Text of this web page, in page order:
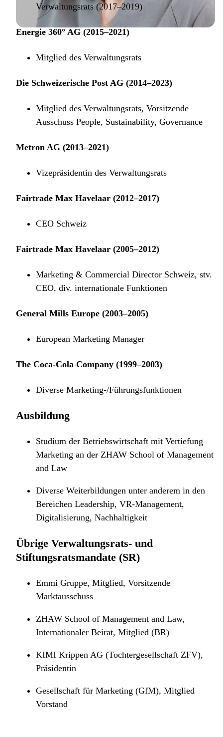
Verwaltungsrats (2017–2019)
Energie 360° AG (2015–2021)
Mitglied des Verwaltungsrats
Die Schweizerische Post AG (2014–2023)
Mitglied des Verwaltungsrats, Vorsitzende
Ausschuss People, Sustainability, Governance
Metron AG (2013–2021)
Vizepräsidentin des Verwaltungsrats
Fairtrade Max Havelaar (2012–2017)
CEO Schweiz
Fairtrade Max Havelaar (2005–2012)
Marketing & Commercial Director Schweiz, stv.
CEO, div. internationale Funktionen
General Mills Europe (2003–2005)
European Marketing Manager
The Coca-Cola Company (1999–2003)
Diverse Marketing-/Führungsfunktionen
Ausbildung
Studium der Betriebswirtschaft mit Vertiefung
Marketing an der ZHAW School of Management
and Law
Diverse Weiterbildungen unter anderem in den
Bereichen Leadership, VR-Management,
Digitalisierung, Nachhaltigkeit
Übrige Verwaltungsrats- und
Stiftungsratsmandate (SR)
Emmi Gruppe, Mitglied, Vorsitzende
Marktausschuss
ZHAW School of Management and Law,
Internationaler Beirat, Mitglied (BR)
KIMI Krippen AG (Tochtergesellschaft ZFV),
Präsidentin
Gesellschaft für Marketing (GfM), Mitglied
Vorstand